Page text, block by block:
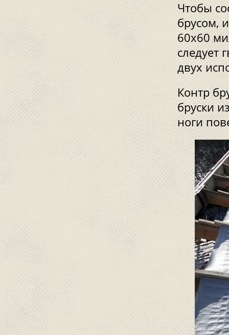
Чтобы
брусом,
60x60
следует
двух
Контр
бруски
ноги